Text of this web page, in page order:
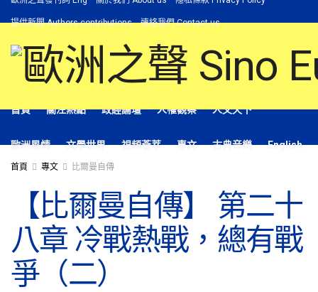
提供新聞 Authors contributions 連絡我們 Contact us
首頁 關注熱點 政經論壇 人權觀察 人文天下
歐洲風情 文學世界 視頻薈萃 專文 古典音樂 English
首頁 專文 比爾曼自傳
【比爾曼自傳】 第二十
八章 冷戰熱戰，總有戰
爭（二）